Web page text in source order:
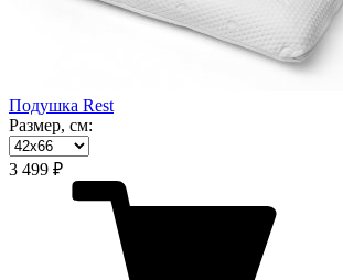
Подушка Rest
Размер, см:
3 499 ₽